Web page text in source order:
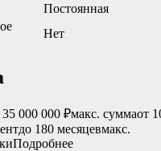
Постоянная
Нет
000 000 ₽макс. суммаот
180 месяцевмакс.